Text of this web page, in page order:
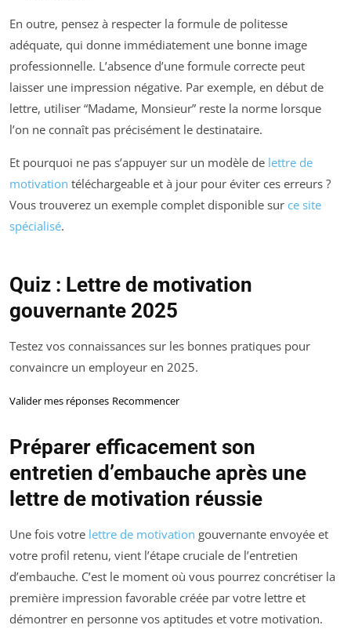
En outre, pensez à respecter la formule de politesse
adéquate, qui donne immédiatement une bonne image
professionnelle. L’absence d’une formule correcte peut
laisser une impression négative. Par exemple, en début de
lettre, utiliser “Madame, Monsieur” reste la norme lorsque
l’on ne connaît pas précisément le destinataire.
Et pourquoi ne pas s’appuyer sur un modèle de lettre de
motivation téléchargeable et à jour pour éviter ces erreurs ?
Vous trouverez un exemple complet disponible sur ce site
spécialisé.
Quiz : Lettre de motivation
gouvernante 2025
Testez vos connaissances sur les bonnes pratiques pour
convaincre un employeur en 2025.
Valider mes réponses Recommencer
Préparer efficacement son
entretien d’embauche après une
lettre de motivation réussie
Une fois votre lettre de motivation gouvernante envoyée et
votre profil retenu, vient l’étape cruciale de l’entretien
d’embauche. C’est le moment où vous pourrez concrétiser la
première impression favorable créée par votre lettre et
démontrer en personne vos aptitudes et votre motivation.